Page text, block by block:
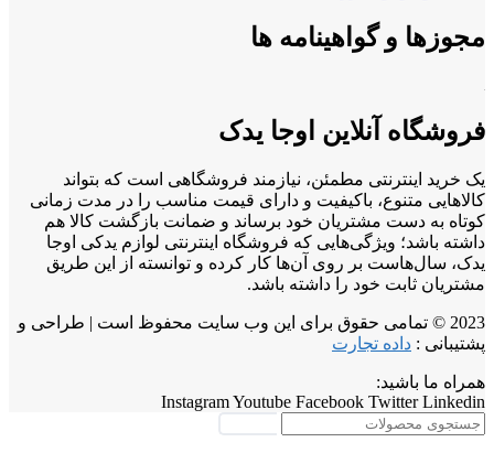
مجوزها و گواهینامه ها
فروشگاه آنلاین اوجا یدک
یک خرید اینترنتی مطمئن، نیازمند فروشگاهی است که بتواند
کالاهایی متنوع، باکیفیت و دارای قیمت مناسب را در مدت زمانی
کوتاه به دست مشتریان خود برساند و ضمانت بازگشت کالا هم
داشته باشد؛ ویژگی‌هایی که فروشگاه اینترنتی لوازم یدکی اوجا
یدک، سال‌هاست بر روی آن‌ها کار کرده و توانسته از این طریق
مشتریان ثابت خود را داشته باشد.
2023 © تمامی حقوق برای این وب سایت محفوظ است | طراحی و
پشتیبانی : داده تجارت
همراه ما باشید:
InstagramYoutube Facebook Twitter Linkedin